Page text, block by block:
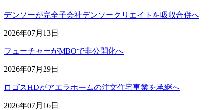
デンソーが完全子会社デンソークリエイトを吸収合併へ
2026年07月13日
フューチャーがMBOで非公開化へ
2026年07月29日
ロゴスHDがアエラホームの注文住宅事業を承継へ
2026年07月16日